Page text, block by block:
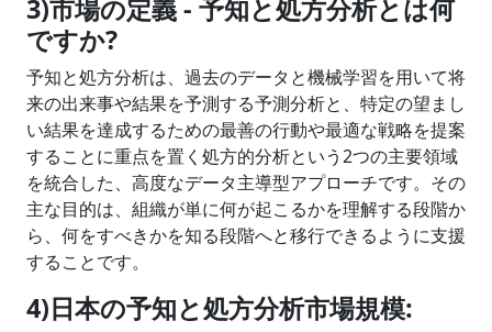
3)市場の定義 - 予知と処方分析とは何
ですか?
予知と処方分析は、過去のデータと機械学習を用いて将
来の出来事や結果を予測する予測分析と、特定の望まし
い結果を達成するための最善の行動や最適な戦略を提案
することに重点を置く処方的分析という2つの主要領域
を統合した、高度なデータ主導型アプローチです。その
主な目的は、組織が単に何が起こるかを理解する段階か
ら、何をすべきかを知る段階へと移行できるように支援
することです。
4)日本の予知と処方分析市場規模: